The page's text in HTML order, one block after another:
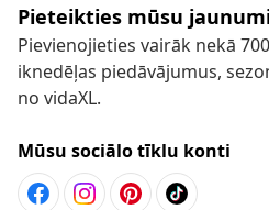
Pieteikties mūsu
Pievienojieties vairāk nekā
iknedēļas piedāvājumus,
no vidaXL.
Mūsu sociālo tīklu konti